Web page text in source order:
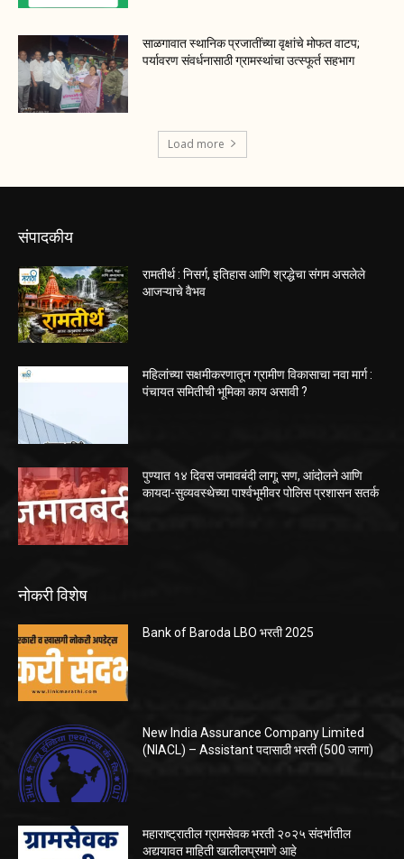
साळगावात स्थानिक प्रजातींच्या वृक्षांचे मोफत वाटप;
पर्यावरण संवर्धनासाठी ग्रामस्थांचा उत्स्फूर्त सहभाग
Load more
संपादकीय
रामतीर्थ : निसर्ग, इतिहास आणि श्रद्धेचा संगम असलेले
आजऱ्याचे वैभव
महिलांच्या सक्षमीकरणातून ग्रामीण विकासाचा नवा मार्ग :
पंचायत समितीची भूमिका काय असावी ?
पुण्यात १४ दिवस जमावबंदी लागू; सण, आंदोलने आणि
कायदा-सुव्यवस्थेच्या पार्श्वभूमीवर पोलिस प्रशासन सतर्क
नोकरी विशेष
Bank of Baroda LBO भरती 2025
New India Assurance Company Limited
(NIACL) – Assistant पदासाठी भरती (500 जागा)
महाराष्ट्रातील ग्रामसेवक भरती २०२५ संदर्भातील
अद्ययावत माहिती खालीलप्रमाणे आहे